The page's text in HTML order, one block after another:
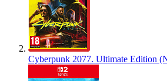
Cyberpunk 2077. Ultimate Edition